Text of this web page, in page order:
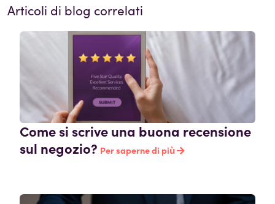
Articoli di blog correlati
Come si scrive una buona recensione
sul negozio? Per saperne di più